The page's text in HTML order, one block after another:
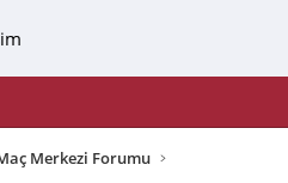
Merkezi Forumu